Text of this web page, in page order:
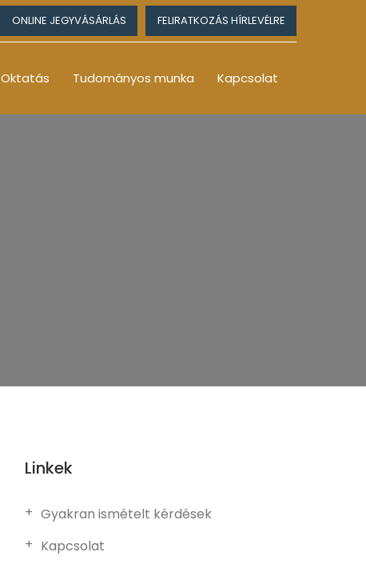
ONLINE JEGYVÁSÁRLÁS FELIRATKOZÁS HÍRLEVÉLRE
Oktatás Tudományos munka Kapcsolat
Linkek
Gyakran ismételt kérdések
Kapcsolat